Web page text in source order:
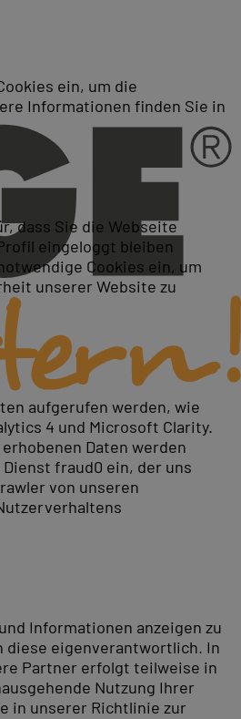
in München
. Unsere praxisorientierten
komplexer Abfragen und
ein, um die
Informationen finden Sie in
dass Sie die Webseite
eingeloggt bleiben
Cookies ein, um
unserer Website zu
aufgerufen werden, wie
4 und Microsoft Clarity.
Daten werden
fraud0 ein, der uns
von unseren
Informationen anzeigen zu
diese eigenverantwortlich. In
Partner erfolgt teilweise in
Nutzung Ihrer
in unserer Richtlinie zur